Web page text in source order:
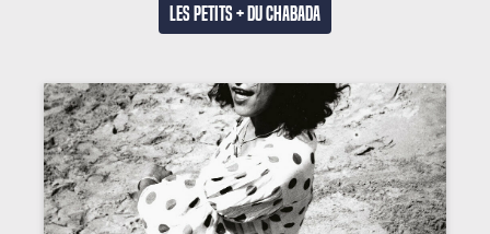
Les petits + du Chabada